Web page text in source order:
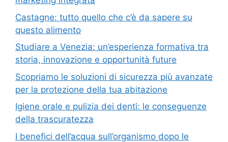
Castagne: tutto quello che c’è da sapere su
questo alimento
Studiare a Venezia: un’esperienza formativa tra
storia, innovazione e opportunità future
Scopriamo le soluzioni di sicurezza più avanzate
per la protezione della tua abitazione
Igiene orale e pulizia dei denti: le conseguenze
della trascuratezza
I benefici dell’acqua sull’organismo dopo le